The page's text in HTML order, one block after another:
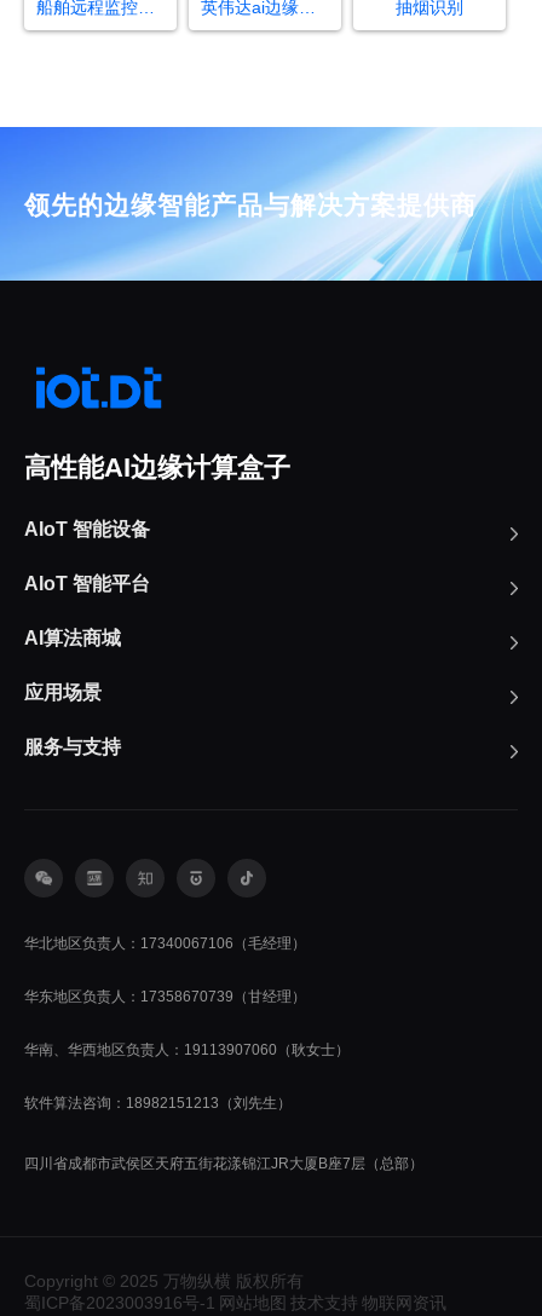
英伟达ai边缘计算盒子无人机 抽烟识别
领先的边缘智能产品与解决方案提供商
高性能AI边缘计算盒子
AIoT 智能设备
AIoT 智能平台
AI算法商城
应用场景
服务与支持
华北地区负责人：17340067106（毛经理）
华东地区负责人：17358670739（甘经理）
华南、华西地区负责人：19113907060（耿女士）
软件算法咨询：18982151213（刘先生）
四川省成都市武侯区天府五街花漾锦江JR大厦B座7层（总部）
Copyright © 2025 万物纵横 版权所有
蜀ICP备2023003916号-1 网站地图 技术支持 物联网资讯